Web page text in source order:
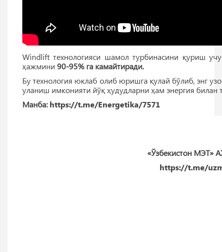
Windlift технологияси шамол турбинасини қуриш
ҳажмини 90-95% га камайтиради.
Бу технология юклаб олиб юришга қулай бўлиб, энг
уланиш имконияти йўқ ҳудудларни ҳам энергия билан
Манба:https://t.me/Energetika/7571
«Ўзбекистон МЭТ»
https://t.me/